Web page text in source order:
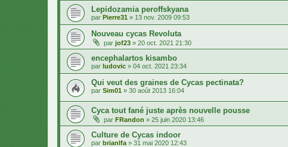
Lepidozamia peroffskyana
par Pierre31 » 13 nov. 2009 09:53
Nouveau cycas Revoluta
par jof23 » 20 oct. 2021 21:30
encephalartos kisambo
par ludovic » 04 oct. 2021 23:34
Qui veut des graines de Cycas pectinata?
par Sim01 » 30 août 2013 16:04
Cyca tout fané juste après nouvelle pousse
par FRandon » 25 juin 2020 13:46
Culture de Cycas indoor
par brianlfa » 31 mai 2020 12:43